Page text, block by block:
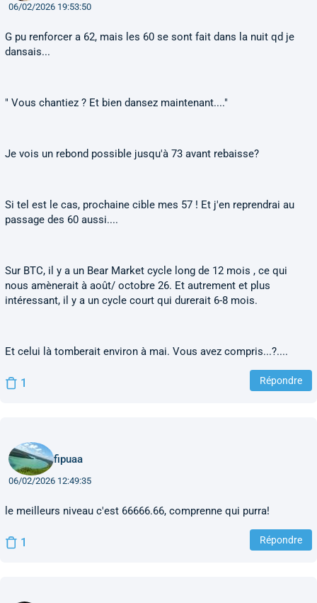
06/02/2026 19:53:50
G pu renforcer a 62, mais les 60 se sont fait dans la nuit qd je
dansais...
" Vous chantiez ? Et bien dansez maintenant...."
Je vois un rebond possible jusqu'à 73 avant rebaisse?
Si tel est le cas, prochaine cible mes 57 ! Et j'en reprendrai au
passage des 60 aussi....
Sur BTC, il y a un Bear Market cycle long de 12 mois , ce qui
nous amènerait à août/ octobre 26. Et autrement et plus
intéressant, il y a un cycle court qui durerait 6-8 mois.
Et celui là tomberait environ à mai. Vous avez compris...?....
1 Répondre
fipuaa
06/02/2026 12:49:35
le meilleurs niveau c'est 66666.66, comprenne qui purra!
1 Répondre